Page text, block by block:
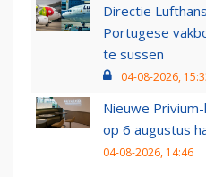
Directie
Portugese
te sussen
04-08-2026,
Nieuwe
op 6 augustus
04-08-2026, 14:46